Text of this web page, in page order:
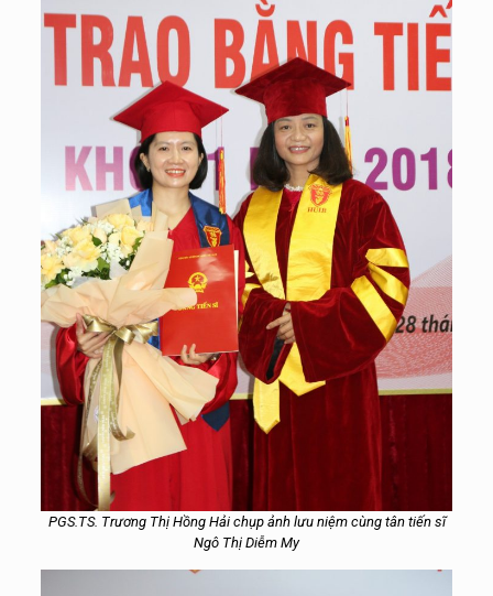
PGS.TS. Trương Thị Hồng Hải chụp ảnh lưu niệm cùng tân tiến sĩ
Ngô Thị Diễm My